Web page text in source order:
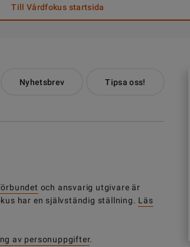
Till Vårdfokus startsida
Nyhetsbrev Tipsa oss!
och ansvarig utgivare är
har en självständig ställning. Läs
av personuppgifter.